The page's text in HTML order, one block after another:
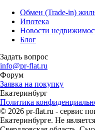
Обмен (Trade-in)
Ипотека
Новости
Блог
Задать вопрос
info@pr-flat.ru
Форум
Заявка на покупку
Екатеринбург
Политика
© 2026 pr-flat.ru - сервис
Екатеринбурге. Не